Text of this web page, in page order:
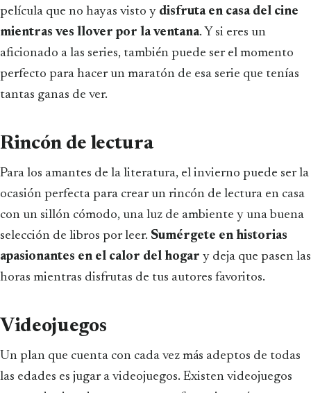
película que no hayas visto y disfruta en casa del cine
mientras ves llover por la ventana. Y si eres un
aficionado a las series, también puede ser el momento
perfecto para hacer un maratón de esa serie que tenías
tantas ganas de ver.
Rincón de lectura
Para los amantes de la literatura, el invierno puede ser la
ocasión perfecta para crear un rincón de lectura en casa
con un sillón cómodo, una luz de ambiente y una buena
selección de libros por leer. Sumérgete en historias
apasionantes en el calor del hogar y deja que pasen las
horas mientras disfrutas de tus autores favoritos.
Videojuegos
Un plan que cuenta con cada vez más adeptos de todas
las edades es jugar a videojuegos. Existen videojuegos